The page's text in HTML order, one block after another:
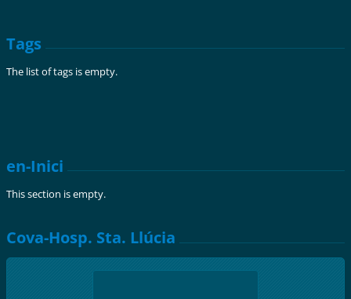
Tags
The list of tags is empty.
en-Inici
This section is empty.
Cova-Hosp. Sta. Llúcia